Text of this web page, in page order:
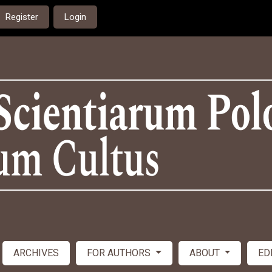
Register Login
ARCHIVES FOR AUTHORS ABOUT